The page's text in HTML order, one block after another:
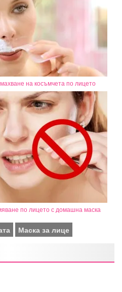
на косъмчета по лицето
по лицето с домашна маска
Маска за лице